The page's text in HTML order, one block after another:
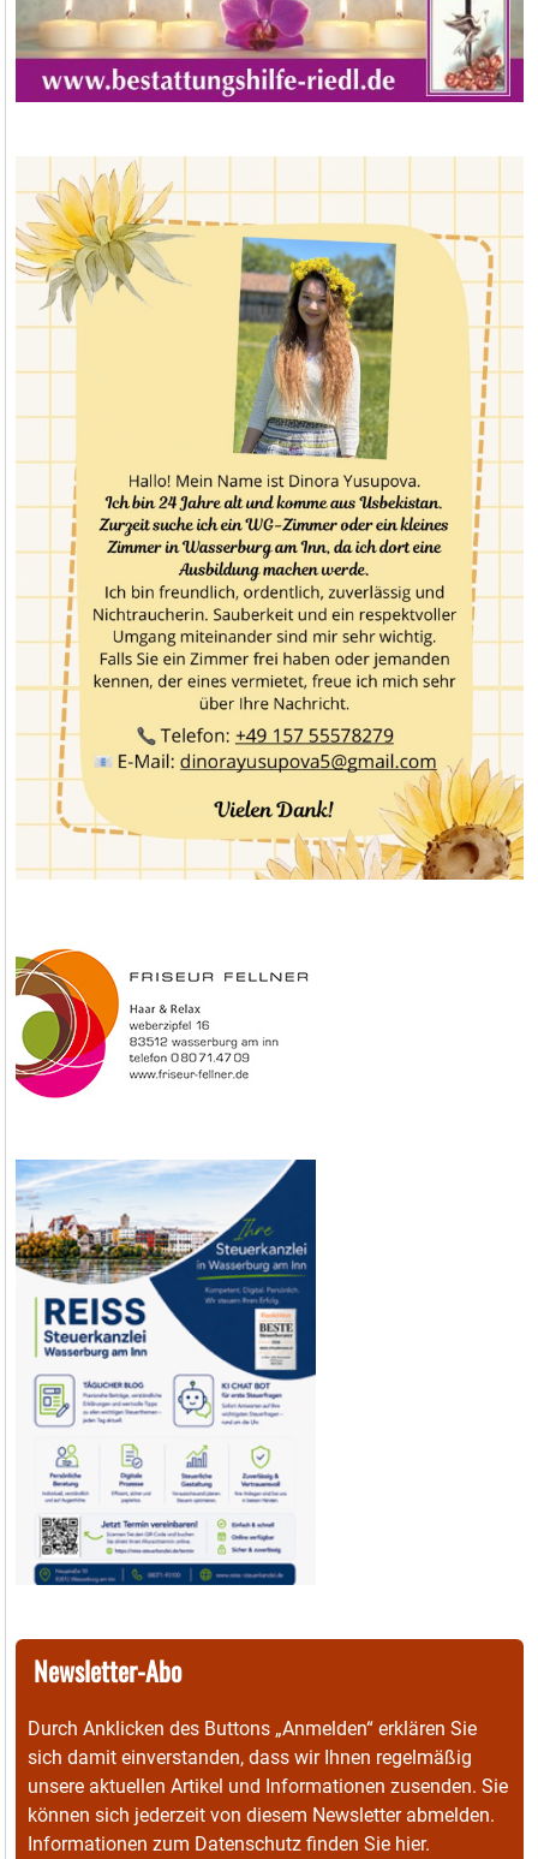
Newsletter-Abo
Durch Anklicken des Buttons „Anmelden“ erklären Sie
sich damit einverstanden, dass wir Ihnen regelmäßig
unsere aktuellen Artikel und Informationen zusenden. Sie
können sich jederzeit von diesem Newsletter abmelden.
Informationen zum Datenschutz finden Sie hier.